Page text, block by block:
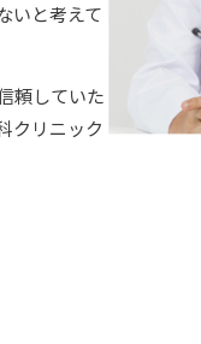
いと考えて
頼していた
クリニック